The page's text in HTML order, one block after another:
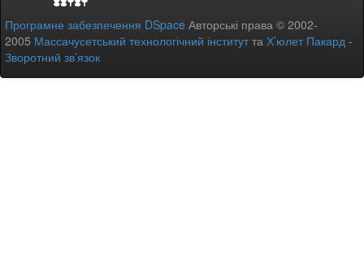
Програмне забезпечення DSpace Авторські права © 2002-
2005 Массачусетський технологічний інститутта Х’юлет Пакард -
Зворотний зв’язок